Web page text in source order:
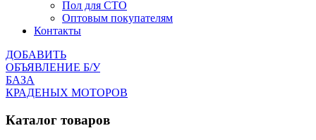
Пол для СТО
Оптовым покупателям
Контакты
ДОБАВИТЬ
ОБЪЯВЛЕНИЕ Б/У
БАЗА
КРАДЕНЫХ МОТОРОВ
Каталог товаров